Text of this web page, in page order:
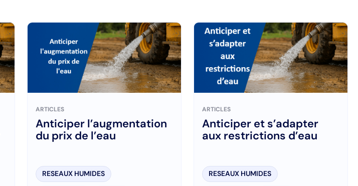
ARTICLES
Anticiper l’augmentation
du prix de l’eau
RESEAUX HUMIDES
ARTICLES
Anticiper et s’adapter
aux restrictions d’eau
RESEAUX HUMIDES